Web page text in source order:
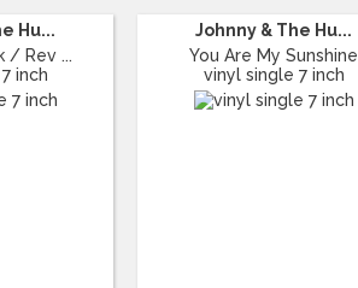
Hu...
/ Rev ...
inch
Johnny & The Hu...
You Are My Sunshine
vinyl single 7 inch